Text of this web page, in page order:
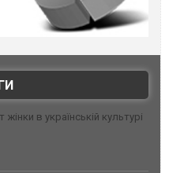
в українській культурі